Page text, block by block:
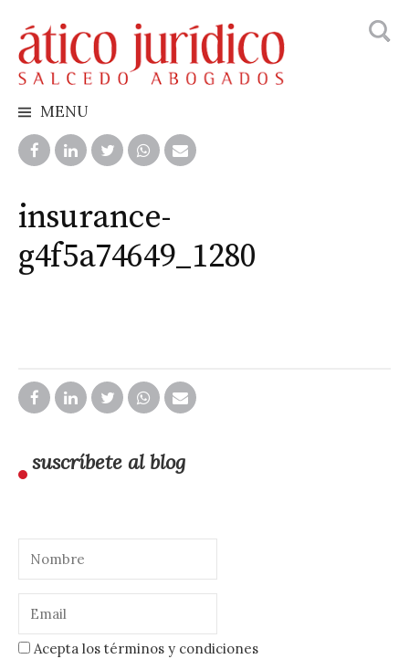
to
content
MENU
insurance-
g4f5a74649_1280
suscríbete al blog
Acepta los términos y condiciones